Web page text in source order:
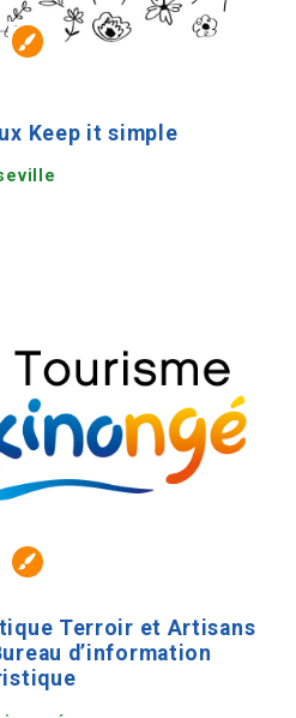
Keep it simple
Terroir et Artisans
d’information